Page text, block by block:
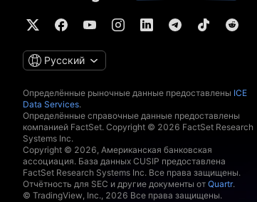
Русский
Определённые рыночные данные предоставлены ICE
Data Services.
Определённые справочные данные предоставлены
компанией FactSet. Copyright © 2026 FactSet Research
Systems Inc.
Copyright © 2026, Американская банковская
ассоциация. База данных CUSIP предоставлена
FactSet Research Systems Inc. Все права защищены.
Отчётность для SEC и другие документы от Quartr.
© TradingView, Inc., 2026 Все права защищены.